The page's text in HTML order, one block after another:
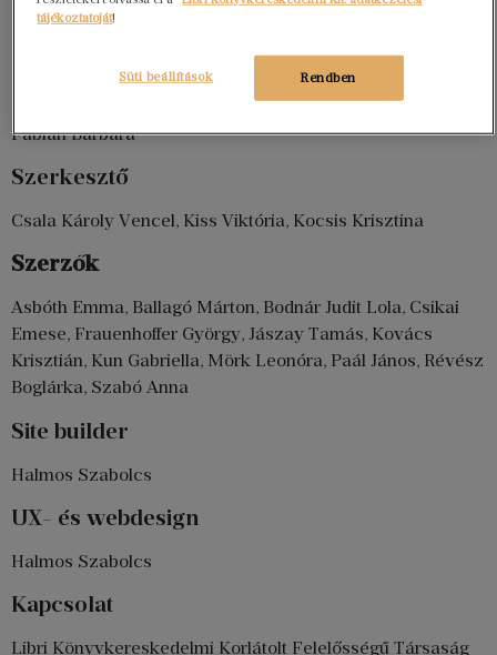
Főszerkesztő
Fábián Barbara
Szerkesztő
Csala Károly Vencel, Kiss Viktória, Kocsis Krisztina
Szerzők
Asbóth Emma, Ballagó Márton, Bodnár Judit Lola, Csikai
Emese, Frauenhoffer György, Jászay Tamás, Kovács
Krisztián, Kun Gabriella, Mörk Leonóra, Paál János, Révész
Boglárka, Szabó Anna
Site builder
Halmos Szabolcs
UX- és webdesign
Halmos Szabolcs
Kapcsolat
Libri Könyvkereskedelmi Korlátolt Felelősségű Társaság
tájékoztatóját!
Rendben
Süti beállítások